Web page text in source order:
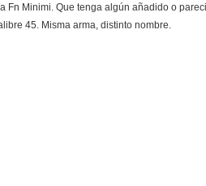
Fn Minimi. Que tenga algún añadido o
45. Misma arma, distinto nombre.